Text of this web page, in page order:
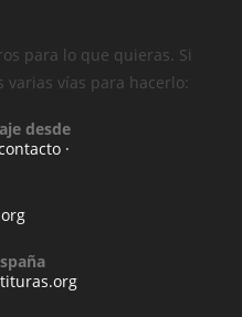
para lo que quieras. Si
vías para hacerlo:
desde
·